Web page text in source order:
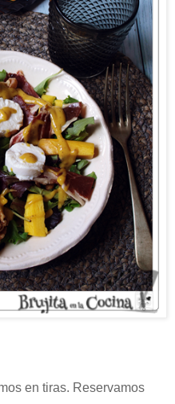
en tiras. Reservamos